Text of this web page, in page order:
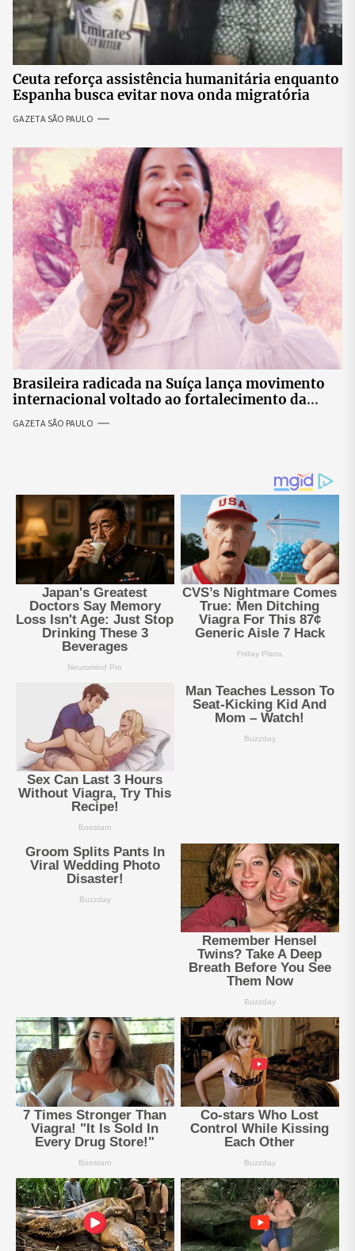
Ceuta reforça assistência humanitária enquanto
Espanha busca evitar nova onda migratória
GAZETA SÃO PAULO
Brasileira radicada na Suíça lança movimento
internacional voltado ao fortalecimento da
identidade feminina
GAZETA SÃO PAULO